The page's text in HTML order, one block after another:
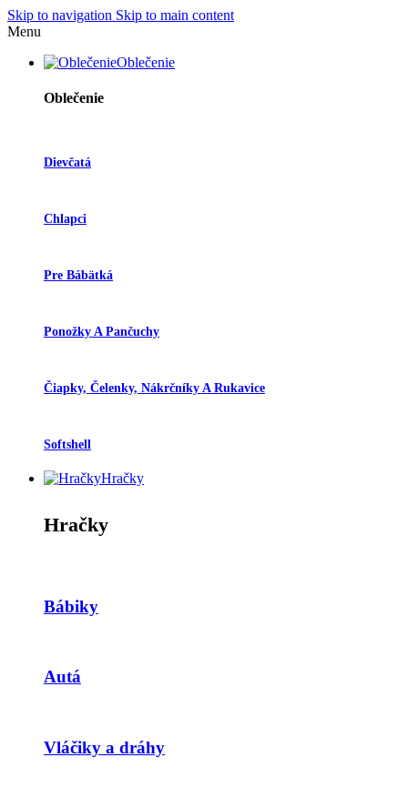
Skip to navigation Skip to main content
Menu
Oblečenie
Oblečenie
Dievčatá
Chlapci
Pre Bábätká
Ponožky A Pančuchy
Čiapky, Čelenky, Nákrčníky A Rukavice
Softshell
Hračky
Hračky
Bábiky
Autá
Vláčiky a dráhy